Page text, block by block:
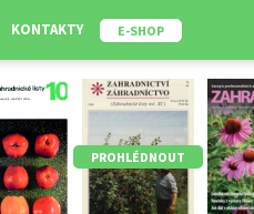
KONTAKTY E-SHOP
PROHLÉDNOUT